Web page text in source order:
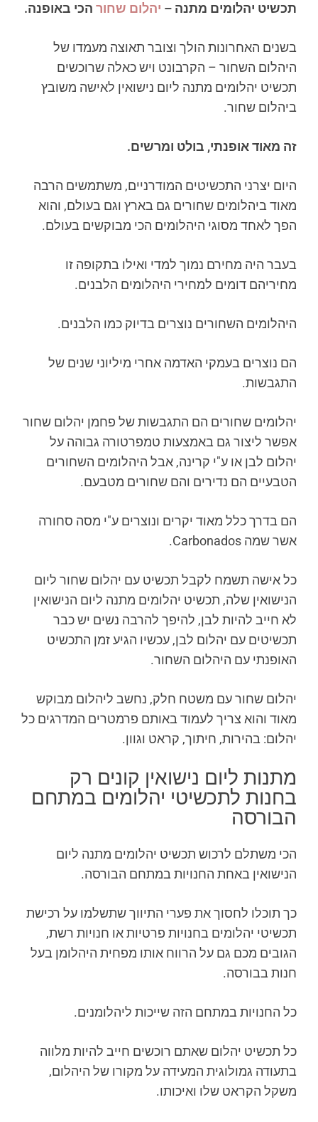
תכשיט יהלומים מתנה – יהלום שחור הכי באופנה.
בשנים האחרונות הולך וצובר תאוצה מעמדו של
היהלום השחור – הקרבונט ויש כאלה שרוכשים
תכשיט יהלומים מתנה ליום נישואין לאישה משובץ
ביהלום שחור.
זה מאוד אופנתי, בולט ומרשים.
היום יצרני התכשיטים המודרניים, משתמשים הרבה
מאוד ביהלומים שחורים גם בארץ וגם בעולם, והוא
הפך לאחד מסוגי היהלומים הכי מבוקשים בעולם.
בעבר היה מחירם נמוך למדי ואילו בתקופה זו
מחיריהם דומים למחירי היהלומים הלבנים.
היהלומים השחורים נוצרים בדיוק כמו הלבנים.
הם נוצרים בעמקי האדמה אחרי מיליוני שנים של
התגבשות.
יהלומים שחורים הם התגבשות של פחמן יהלום שחור
אפשר ליצור גם באמצעות טמפרטורה גבוהה על
יהלום לבן או ע"י קרינה, אבל היהלומים השחורים
הטבעיים הם נדירים והם שחורים מטבעם.
הם בדרך כלל מאוד יקרים ונוצרים ע"י מסה סחורה
אשר שמה Carbonados.
כל אישה תשמח לקבל תכשיט עם יהלום שחור ליום
הנישואין שלה, תכשיט יהלומים מתנה ליום הנישואין
לא חייב להיות לבן, להיפך להרבה נשים יש כבר
תכשיטים עם יהלום לבן, עכשיו הגיע זמן התכשיט
האופנתי עם היהלום השחור.
יהלום שחור עם משטח חלק, נחשב ליהלום מבוקש
מאוד והוא צריך לעמוד באותם פרמטרים המדרגים כל
יהלום: בהירות, חיתוך, קראט וגוון.
מתנות ליום נישואין קונים רק
בחנות לתכשיטי יהלומים במתחם
הבורסה
הכי משתלם לרכוש תכשיט יהלומים מתנה ליום
הנישואין באחת החנויות במתחם הבורסה.
כך תוכלו לחסוך את פערי התיווך שתשלמו על רכישת
תכשיטי יהלומים בחנויות פרטיות או חנויות רשת,
הגובים מכם גם על הרווח אותו מפחית היהלומן בעל
חנות בבורסה.
כל החנויות במתחם הזה שייכות ליהלומנים.
כל תכשיט יהלום שאתם רוכשים חייב להיות מלווה
בתעודה גמולוגית המעידה על מקורו של היהלום,
משקל הקראט שלו ואיכותו.